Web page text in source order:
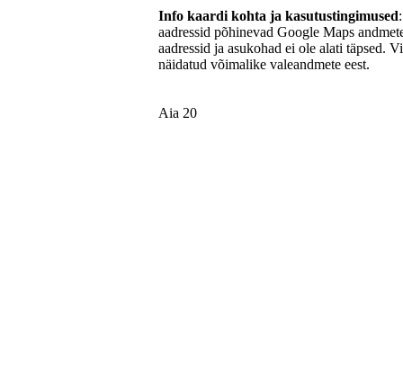
Info kaardi kohta ja kasutustingimused
aadressid põhinevad Google Maps
aadressid ja asukohad ei ole alati täpsed.
näidatud võimalike valeandmete eest.
Aia 20